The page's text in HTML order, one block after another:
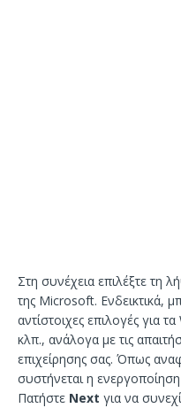
Στη συνέχεια επιλέξτε τη
της Microsoft. Ενδεικτικά,
αντίστοιχες επιλογές για
κλπ., ανάλογα με τις
επιχείρησης σας. Όπως
συστήνεται η
Πατήστε Next για να